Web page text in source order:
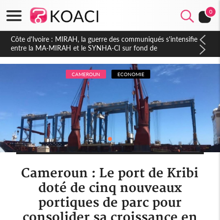
0
Côte d'Ivoire : Indépendance 2026, Thiam plaide pour un
environnement démocratique plus apaisé
CAMEROUN ECONOMIE
Cameroun : Le port de Kribi
doté de cinq nouveaux
portiques de parc pour